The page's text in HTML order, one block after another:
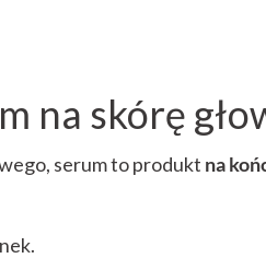
na skórę
serum to produkt na